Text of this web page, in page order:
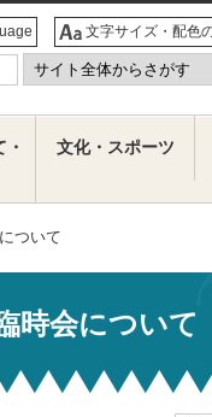
文字サイズ・配色
文化・スポーツ
ついて
時会について